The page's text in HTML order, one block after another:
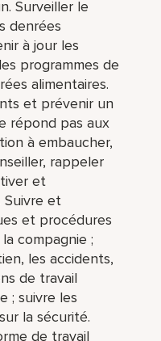
Surveiller le
denrées
à jour les
programmes de
alimentaires.
et prévenir un
répond pas aux
à embaucher,
rappeler
et
Suivre et
et procédures
compagnie ;
les accidents,
de travail
; suivre les
la sécurité.
de travail